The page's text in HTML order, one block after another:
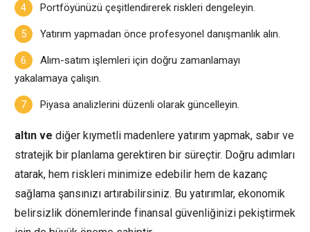
Portföyünüzü çeşitlendirerek riskleri dengeleyin.
Yatırım yapmadan önce profesyonel danışmanlık alın.
Alım-satım işlemleri için doğru zamanlamayı
yakalamaya çalışın.
Piyasa analizlerini düzenli olarak güncelleyin.
altın ve diğer kıymetli madenlere yatırım yapmak, sabır ve
stratejik bir planlama gerektiren bir süreçtir. Doğru adımları
atarak, hem riskleri minimize edebilir hem de kazanç
sağlama şansınızı artırabilirsiniz. Bu yatırımlar, ekonomik
belirsizlik dönemlerinde finansal güvenliğinizi pekiştirmek